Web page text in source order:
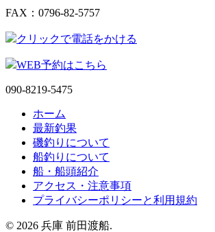
FAX：0796-82-5757
クリックで電話をかける
WEB予約はこちら
090-8219-5475
ホーム
最新釣果
磯釣りについて
船釣りについて
船・船頭紹介
アクセス・注意事項
プライバシーポリシーと利用規約
© 2026 兵庫 前田渡船.